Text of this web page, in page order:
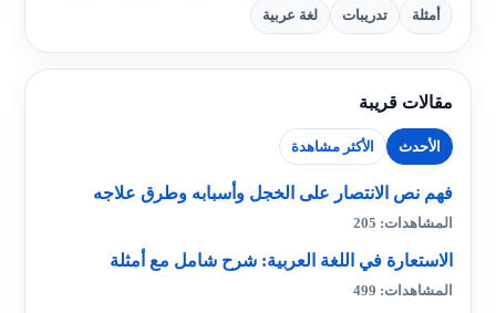
أمثلة تدريبات لغة عربية
مقالات قريبة
الأحدث الأكثر مشاهدة
فهم نص الانتصار على الخجل وأسبابه وطرق علاجه
المشاهدات: 205
الاستعارة في اللغة العربية: شرح شامل مع أمثلة
المشاهدات: 499